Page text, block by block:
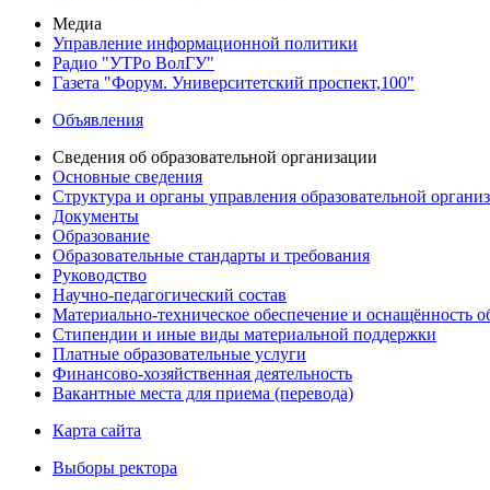
Медиа
Управление информационной политики
Радио "УТРо ВолГУ"
Газета "Форум. Университетский проспект,100"
Объявления
Сведения об образовательной организации
Основные сведения
Структура и органы управления образовательной
Документы
Образование
Образовательные стандарты и требования
Руководство
Научно-педагогический состав
Материально-техническое обеспечение и оснащённость
Стипендии и иные виды материальной поддержки
Платные образовательные услуги
Финансово-хозяйственная деятельность
Вакантные места для приема (перевода)
Карта сайта
Выборы ректора